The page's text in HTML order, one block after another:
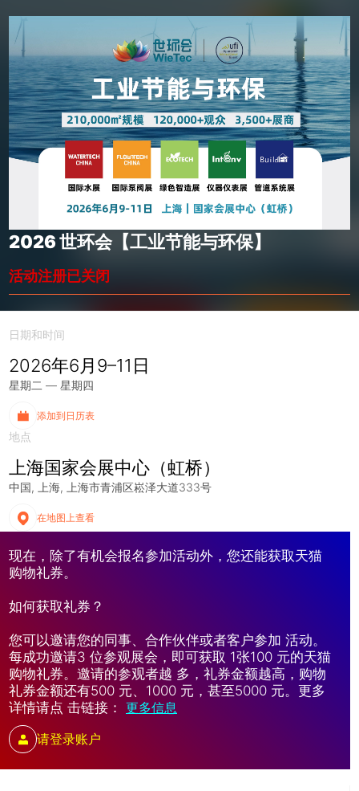
2026 世环会【工业节能与环保】
活动注册已关闭
日期和时间
2026年6月9–11日
星期二 — 星期四
添加到日历表
地点
上海国家会展中心（虹桥）
中国 上海 上海市青浦区崧泽大道333号
在地图上查看
现在，除了有机会报名参加活动外，您还能获取天猫
购物礼券。
如何获取礼券？
您可以邀请您的同事、合作伙伴或者客户参加 活动。
每成功邀请3 位参观展会，即可获取 1张100 元的天猫
购物礼券。邀请的参观者越 多，礼券金额越高，购物
礼券金额还有500 元、1000 元，甚至5000 元。更多
详情请点 击链接： 更多信息
请登录账户